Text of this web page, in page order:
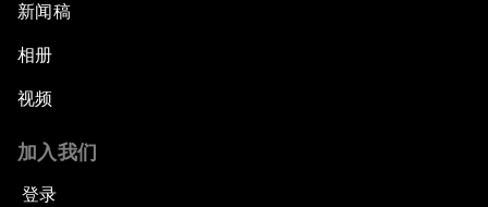
新闻稿
相册
视频
加入我们
登录